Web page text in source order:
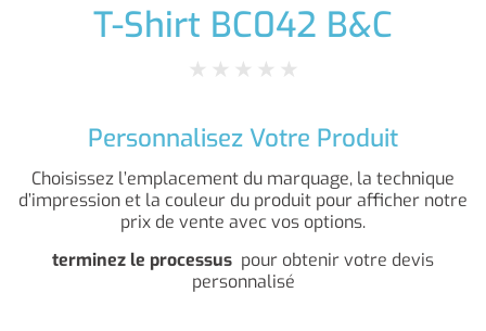
T-Shirt BC042 B&C
★ ★ ★ ★ ★
Personnalisez Votre Produit
Choisissez l’emplacement du marquage, la technique
d’impression et la couleur du produit pour afficher notre
prix de vente avec vos options.
terminez le processus pour obtenir votre devis
personnalisé